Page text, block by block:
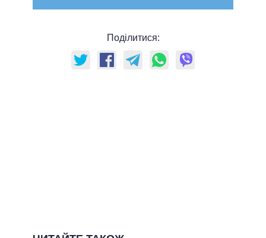
Поділитися: